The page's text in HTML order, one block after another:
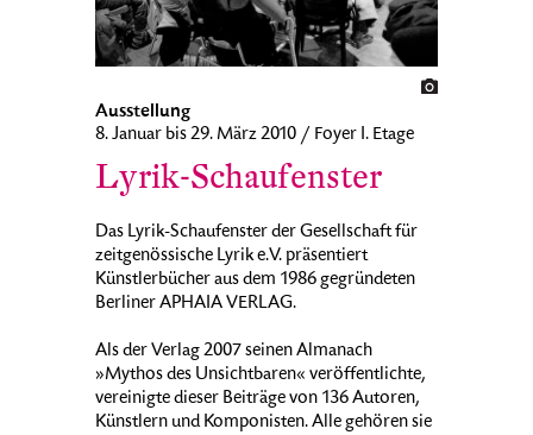
Ausstellung
8. Januar bis 29. März 2010 / Foyer I. Etage
Lyrik-Schaufenster
Das Lyrik-Schaufenster der Gesellschaft für
zeitgenössische Lyrik e.V. präsentiert
Künstlerbücher aus dem 1986 gegründeten
Berliner APHAIA VERLAG.
Als der Verlag 2007 seinen Almanach
»Mythos des Unsichtbaren« veröffentlichte,
vereinigte dieser Beiträge von 136 Autoren,
Künstlern und Komponisten. Alle gehören sie